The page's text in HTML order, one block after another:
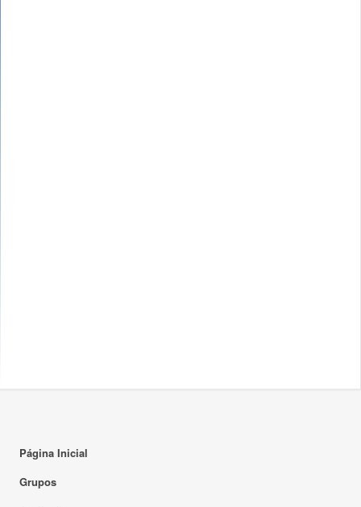
Página Inicial
Grupos